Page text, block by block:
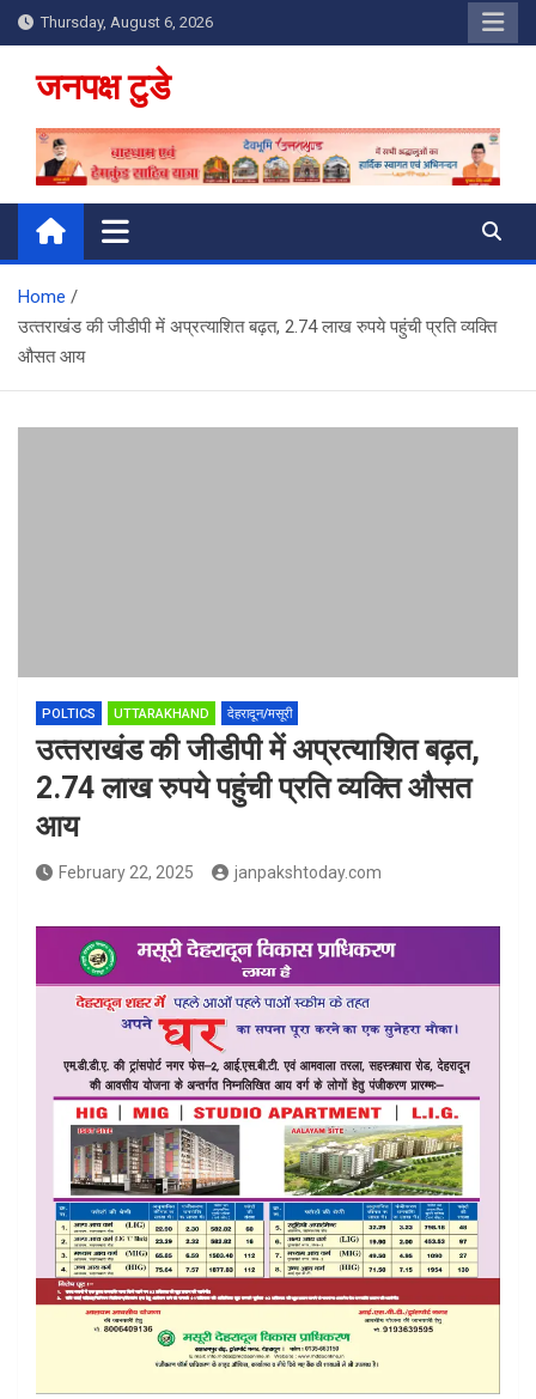
Skip
to
content
Thursday, August 6, 2026
जनपक्ष टुडे
Home
उत्‍तराखंड की जीडीपी में अप्रत्याशित बढ़त, 2.74 लाख रुपये पहुंची प्रति व्यक्ति
औसत आय
POLTICS UTTARAKHAND देहरादून/मसूरी
उत्‍तराखंड की जीडीपी में अप्रत्याशित बढ़त,
2.74 लाख रुपये पहुंची प्रति व्यक्ति औसत
आय
February 22, 2025 janpakshtoday.com